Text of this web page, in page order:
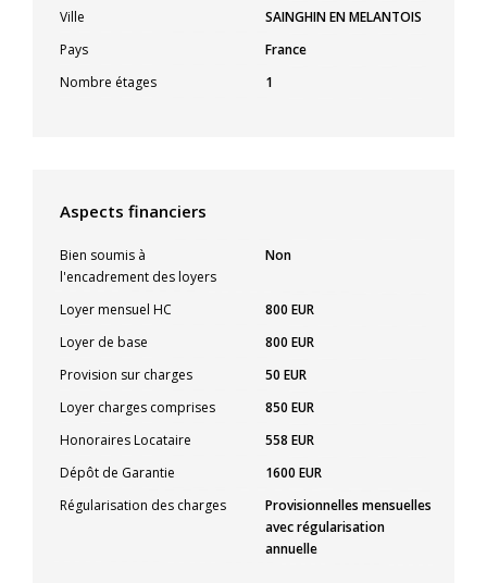
Ville
SAINGHIN EN MELANTOIS
Pays
France
Nombre étages
1
Aspects financiers
Bien soumis à
l'encadrement des loyers
Non
Loyer mensuel HC
800 EUR
Loyer de base
800 EUR
Provision sur charges
50 EUR
Loyer charges comprises
850 EUR
Honoraires Locataire
558 EUR
Dépôt de Garantie
1600 EUR
Régularisation des charges
Provisionnelles mensuelles
avec régularisation
annuelle